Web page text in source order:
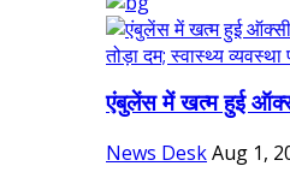
एंबुलेंस में खत्म हुई
News DeskAug 1,